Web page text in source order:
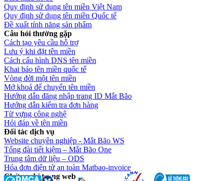
Quy định sử dụng tên miền Việt Nam
Quy định sử dụng tên miền Quốc tế
Đề xuất tính năng sản phẩm
Câu hỏi thường gặp
Cách tạo yêu cầu hỗ trợ
Lưu ý khi đặt tên miền
Cách cấu hình DNS tên miền
Khai báo tên miền quốc tế
Vòng đời một tên miền
Mở khoá để chuyển tên miền
Hướng dẫn đăng nhập trang ID Mắt Bão
Hướng dẫn kiểm tra đơn hàng
Từ vựng công nghệ
Hỏi đáp về tên miền
Đối tác dịch vụ
Website chuyên nghiệp - Mắt Bão WS
Tổng đài tiết kiệm – Mắt Bão One
Trung tâm dữ liệu – ODS
Hóa đơn điện tử an toàn Matbao-invoice
Chứng chỉ trang web